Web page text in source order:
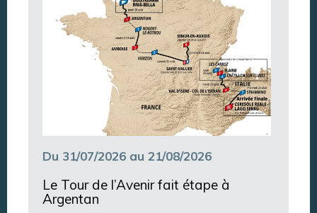
Du 31/07/2026 au 21/08/2026
Le Tour de l’Avenir fait étape à
Argentan